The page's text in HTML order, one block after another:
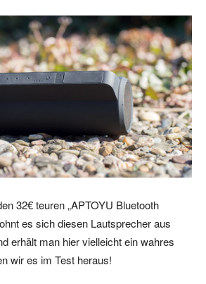
32€ teuren „APTOYU Bluetooth
es sich diesen Lautsprecher aus
erhält man hier vielleicht ein wahres
wir es im Test heraus!